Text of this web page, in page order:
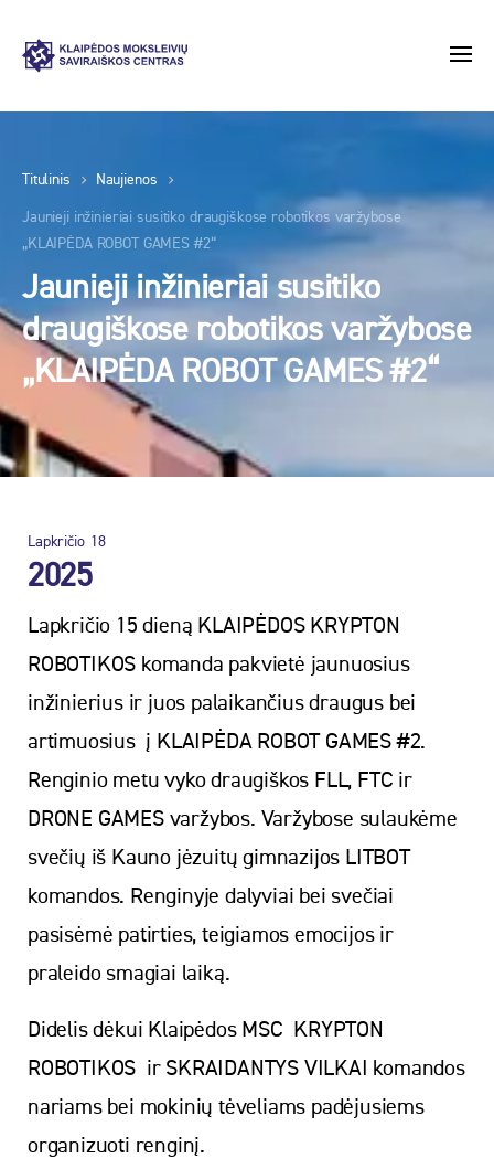
Titulinis Naujienos
Jaunieji inžinieriai susitiko draugiškose robotikos varžybose
„KLAIPĖDA ROBOT GAMES #2“
Jaunieji inžinieriai susitiko
draugiškose robotikos varžybose
„KLAIPĖDA ROBOT GAMES #2“
Lapkričio 18
2025
Lapkričio 15 dieną KLAIPĖDOS KRYPTON
ROBOTIKOS komanda pakvietė jaunuosius
inžinierius ir juos palaikančius draugus bei
artimuosius į KLAIPĖDA ROBOT GAMES #2.
Renginio metu vyko draugiškos FLL, FTC ir
DRONE GAMES varžybos. Varžybose sulaukėme
svečių iš Kauno jėzuitų gimnazijos LITBOT
komandos. Renginyje dalyviai bei svečiai
pasisėmė patirties, teigiamos emocijos ir
praleido smagiai laiką.
Didelis dėkui Klaipėdos MSC KRYPTON
ROBOTIKOS ir SKRAIDANTYS VILKAI komandos
nariams bei mokinių tėveliams padėjusiems
organizuoti renginį.